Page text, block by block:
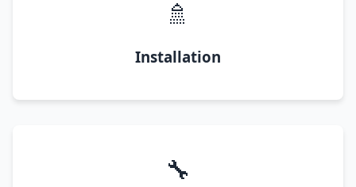
🚿
Installation
🔧